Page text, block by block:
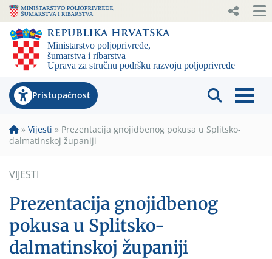
Pristupačnost
» Vijesti » Prezentacija gnojidbenog pokusa u Splitsko-
dalmatinskoj županiji
VIJESTI
Prezentacija gnojidbenog
pokusa u Splitsko-
dalmatinskoj županiji